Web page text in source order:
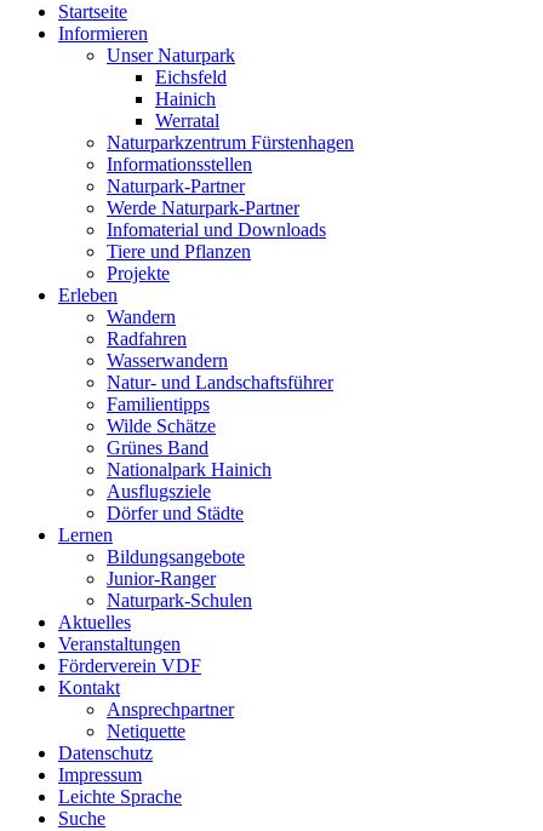
Startseite
Informieren
Unser Naturpark
Eichsfeld
Hainich
Werratal
Naturparkzentrum Fürstenhagen
Informationsstellen
Naturpark-Partner
Werde Naturpark-Partner
Infomaterial und Downloads
Tiere und Pflanzen
Projekte
Erleben
Wandern
Radfahren
Wasserwandern
Natur- und Landschaftsführer
Familientipps
Wilde Schätze
Grünes Band
Nationalpark Hainich
Ausflugsziele
Dörfer und Städte
Lernen
Bildungsangebote
Junior-Ranger
Naturpark-Schulen
Aktuelles
Veranstaltungen
Förderverein VDF
Kontakt
Ansprechpartner
Netiquette
Datenschutz
Impressum
Leichte Sprache
Suche